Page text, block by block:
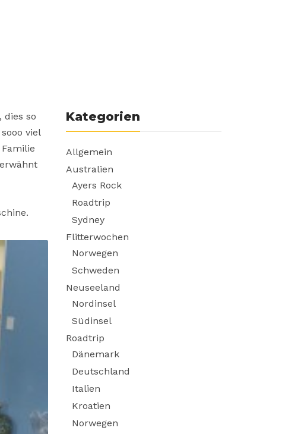
dies so
viel
Kategorien
Allgemein
Australien
Ayers Rock
Roadtrip
Sydney
Flitterwochen
Norwegen
Schweden
Neuseeland
Nordinsel
Südinsel
Roadtrip
Dänemark
Deutschland
Italien
Kroatien
Norwegen